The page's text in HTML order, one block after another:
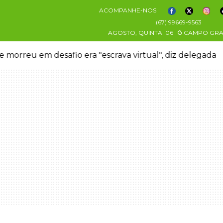
ACOMPANHE-NOS
(67) 99669-9563
AGOSTO, QUINTA 06 CAMPO
morreu em desafio era "escrava virtual", diz delegada